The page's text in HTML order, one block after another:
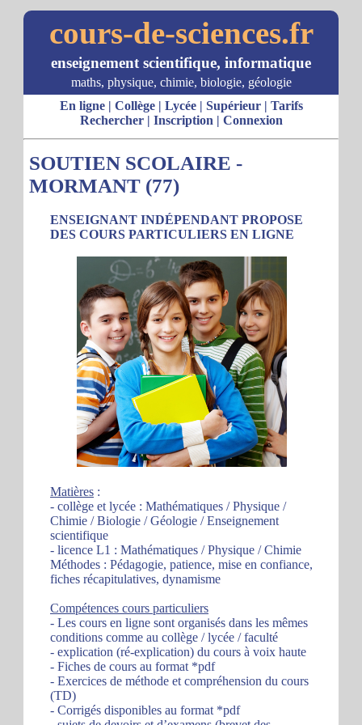
cours-de-sciences.fr
enseignement scientifique, informatique
maths, physique, chimie, biologie, géologie
En ligne| Collège| Lycée| Supérieur| Tarifs
Rechercher| Inscription | Connexion
SOUTIEN SCOLAIRE -
MORMANT (77)
ENSEIGNANT INDÉPENDANT PROPOSE
DES COURS PARTICULIERS EN LIGNE
Matières :
- collège et lycée : Mathématiques / Physique /
Chimie / Biologie / Géologie / Enseignement
scientifique
- licence L1 : Mathématiques / Physique / Chimie
Méthodes : Pédagogie, patience, mise en confiance,
fiches récapitulatives, dynamisme
Compétences cours particuliers
- Les cours en ligne sont organisés dans les mêmes
conditions comme au collège / lycée / faculté
- explication (ré-explication) du cours à voix haute
- Fiches de cours au format *pdf
- Exercices de méthode et compréhension du cours
(TD)
- Corrigés disponibles au format *pdf